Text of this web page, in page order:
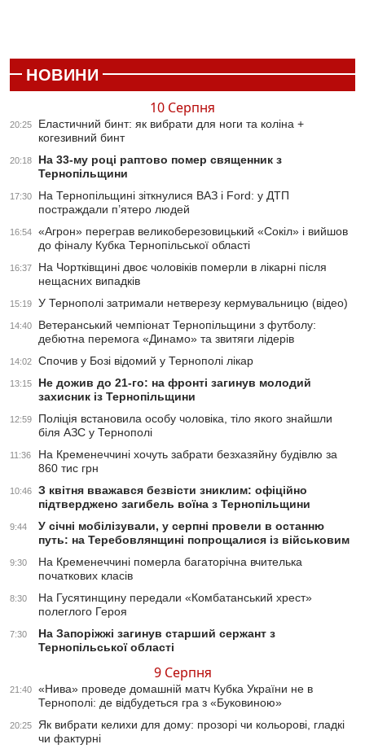
НОВИНИ
10 Серпня
20:25
Еластичний бинт: як вибрати для ноги та коліна +
когезивний бинт
20:18
На 33-му році раптово помер священник з
Тернопільщини
17:30
На Тернопільщині зіткнулися ВАЗ і Ford: у ДТП
постраждали п’ятеро людей
16:54
«Агрон» переграв великоберезовицький «Сокіл» і вийшов
до фіналу Кубка Тернопільської області
16:37
На Чортківщині двоє чоловіків померли в лікарні після
нещасних випадків
15:19 У Тернополі затримали нетверезу кермувальницю (відео)
14:40
Ветеранський чемпіонат Тернопільщини з футболу:
дебютна перемога «Динамо» та звитяги лідерів
14:02 Спочив у Бозі відомий у Тернополі лікар
13:15
Не дожив до 21-го: на фронті загинув молодий
захисник із Тернопільщини
12:59
Поліція встановила особу чоловіка, тіло якого знайшли
біля АЗС у Тернополі
11:36
На Кременеччині хочуть забрати безхазяйну будівлю за
860 тис грн
10:46
З квітня вважався безвісти зниклим: офіційно
підтверджено загибель воїна з Тернопільщини
9:44
У січні мобілізували, у серпні провели в останню
путь: на Теребовлянщині попрощалися із військовим
9:30
На Кременеччині померла багаторічна вчителька
початкових класів
8:30
На Гусятинщину передали «Комбатанський хрест»
полеглого Героя
7:30
На Запоріжжі загинув старший сержант з
Тернопільської області
9 Серпня
21:40
«Нива» проведе домашній матч Кубка України не в
Тернополі: де відбудеться гра з «Буковиною»
20:25
Як вибрати келихи для дому: прозорі чи кольорові, гладкі
чи фактурні